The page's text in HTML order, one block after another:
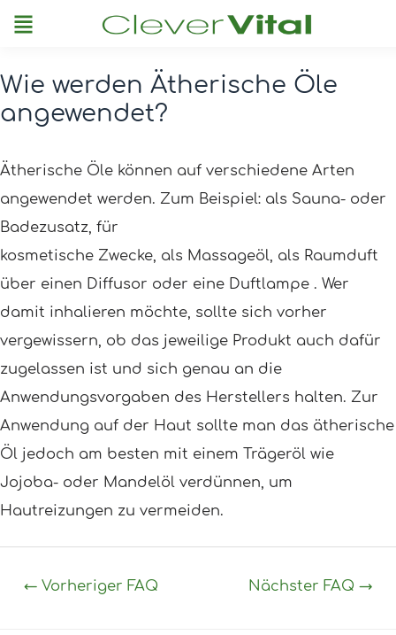
Menu
Wie werden Ätherische Öle
angewendet?
Ätherische Öle können auf verschiedene Arten
angewendet werden. Zum Beispiel: als Sauna- oder
Badezusatz, für
kosmetische Zwecke, als Massageöl, als Raumduft
über einen Diffusor oder eine Duftlampe . Wer
damit inhalieren möchte, sollte sich vorher
vergewissern, ob das jeweilige Produkt auch dafür
zugelassen ist und sich genau an die
Anwendungsvorgaben des Herstellers halten. Zur
Anwendung auf der Haut sollte man das ätherische
Öl jedoch am besten mit einem Trägeröl wie
Jojoba- oder Mandelöl verdünnen, um
Hautreizungen zu vermeiden.
Post
navigation
←Vorheriger FAQ Nächster FAQ→